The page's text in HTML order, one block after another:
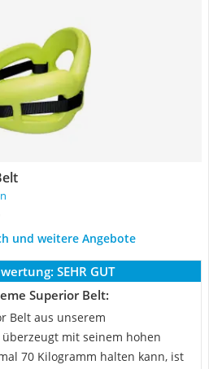
und weitere Angebote
SEHR GUT
Superior Belt:
Belt aus unserem
mit seinem hohen
70 Kilogramm halten kann, ist